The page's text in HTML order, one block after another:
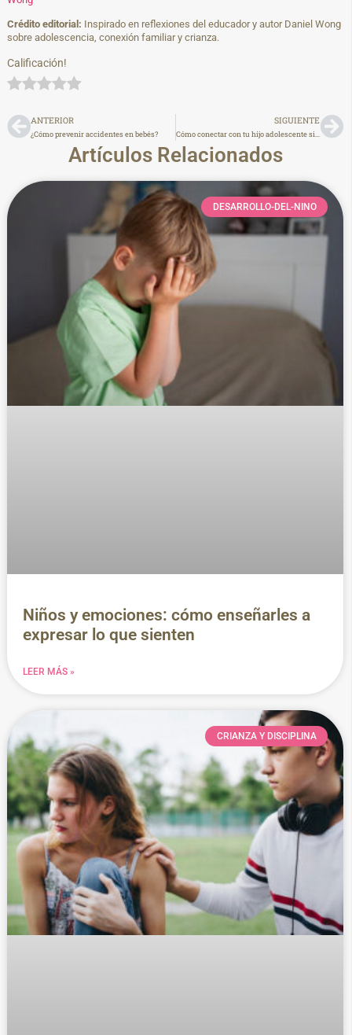
Crédito editorial: Inspirado en reflexiones del educador y autor Daniel Wong
sobre adolescencia, conexión familiar y crianza.
Calificación!
ANTERIOR
¿Cómo prevenir accidentes en bebés?
SIGUIENTE
Artículos Relacionados
DESARROLLO-DEL-NINO
Niños y emociones: cómo enseñarles a
expresar lo que sienten
LEER MÁS »
CRIANZA Y DISCIPLINA